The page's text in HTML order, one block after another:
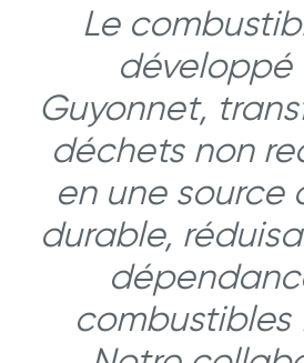
Le
développé
Guyonnet,
déchets non
en une source
durable,
combustibles